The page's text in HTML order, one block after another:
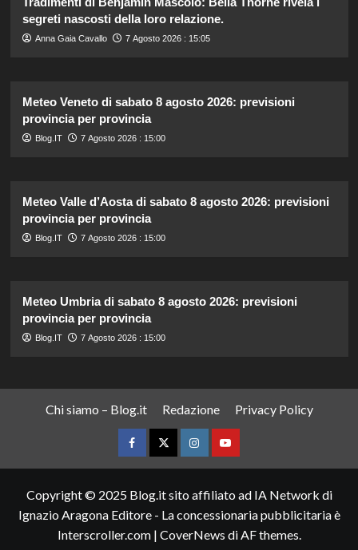
segreti nascosti della loro relazione.
Anna Gaia Cavallo 7 Agosto 2026 : 15:05
Meteo Veneto di sabato 8 agosto 2026: previsioni
provincia per provincia
Blog.IT 7 Agosto 2026 : 15:00
Meteo Valle d’Aosta di sabato 8 agosto 2026: previsioni
provincia per provincia
Blog.IT 7 Agosto 2026 : 15:00
Meteo Umbria di sabato 8 agosto 2026: previsioni
provincia per provincia
Blog.IT 7 Agosto 2026 : 15:00
Chi siamo – Blog.it Redazione Privacy Policy
FacebookTwitterInstagramYouTube
Copyright © 2025 Blog.it sito affiliato ad IA Network di
Ignazio Aragona Editore - La concessionaria pubblicitaria è
Interscroller.com | CoverNews di AF themes.